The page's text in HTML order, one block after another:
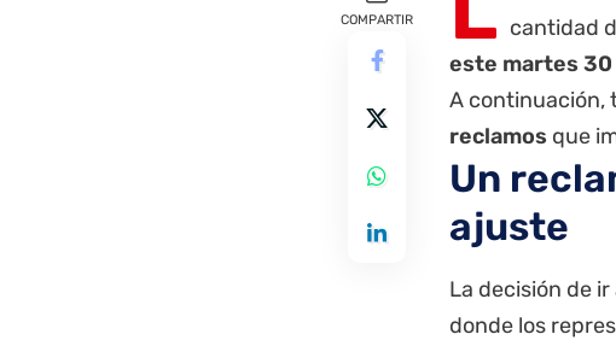
COMPARTIR
cantidad
este martes 30
A continuación,
reclamos que
Un
ajuste
La decisión de
donde los